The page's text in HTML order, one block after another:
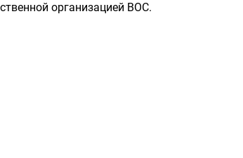
организацией ВОС.